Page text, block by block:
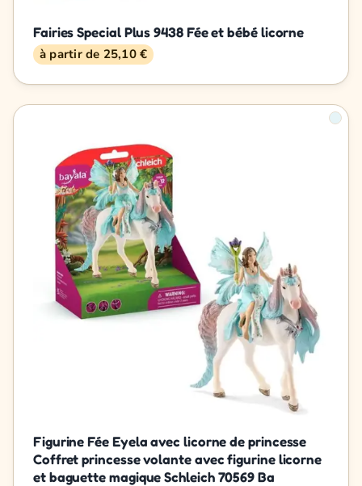
Fairies Special Plus 9438 Fée et bébé licorne
à partir de 25,10 €
Figurine Fée Eyela avec licorne de princesse
Coffret princesse volante avec figurine licorne
et baguette magique Schleich 70569 Ba